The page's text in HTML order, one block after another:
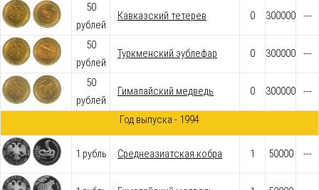
50
рублей
Кавказский тетерев 0 300000 ---
50
рублей
Туркменский эублефар 0 300000 ---
50
рублей
Гималайский медведь 0 300000 ---
Год выпуска - 1994
1 рубль Среднеазиатская кобра 1 50000 ---